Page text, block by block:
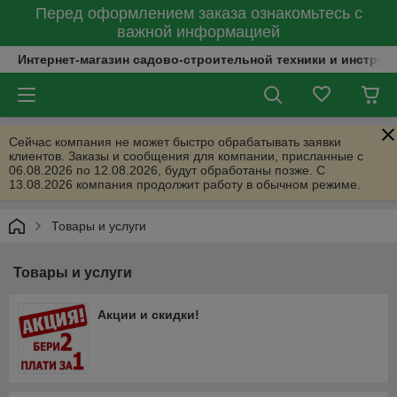
Перед оформлением заказа ознакомьтесь с
важной информацией
Интернет-магазин садово-строительной техники и
Сейчас компания не может быстро обрабатывать заявки
клиентов. Заказы и сообщения для компании, присланные с
06.08.2026 по 12.08.2026, будут обработаны позже. С
13.08.2026 компания продолжит работу в обычном режиме.
Товары и услуги
Товары и услуги
Акции и скидки!